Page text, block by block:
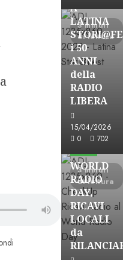
3 minuti
di lettura
A
LATINA
i 50
ANNI
della
RADIO
LIBERA
15/04/2026
0
702
3 minuti
di lettura
Astorri News
WORLD
RADIO
DAY,
RICAVI
LOCALI
da
RILANCIARE